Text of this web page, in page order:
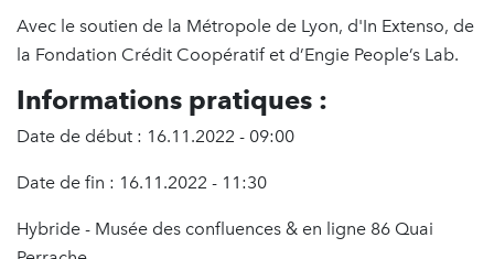
Avec le soutien de la Métropole de Lyon, d'In Extenso, de
la Fondation Crédit Coopératif et d’Engie People’s Lab.
Informations pratiques :
Date de début : 16.11.2022 - 09:00
Date de fin : 16.11.2022 - 11:30
Hybride - Musée des confluences & en ligne 86 Quai